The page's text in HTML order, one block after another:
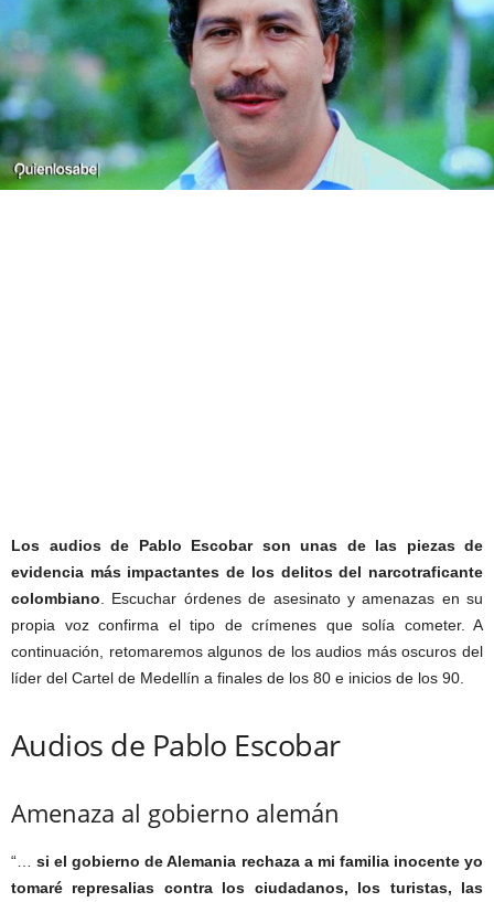
Los audios de Pablo Escobar son unas de las piezas de
evidencia más impactantes de los delitos del narcotraficante
colombiano . Escuchar órdenes de asesinato y amenazas en su
propia voz confirma el tipo de crímenes que solía cometer. A
continuación, retomaremos algunos de los audios más oscuros del
líder del Cartel de Medellín a finales de los 80 e inicios de los 90.
Audios de Pablo Escobar
Amenaza al gobierno alemán
“…si el gobierno de Alemania rechaza a mi familia inocente yo
tomaré represalias contra los ciudadanos, los turistas, las